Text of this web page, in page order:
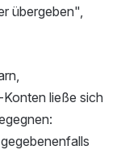
übergeben",
ließe sich